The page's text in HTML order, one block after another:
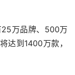
万品牌、500万
达到1400万款，